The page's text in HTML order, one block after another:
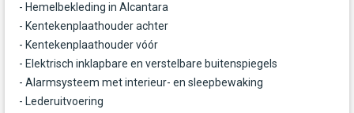
- Hemelbekleding in Alcantara
- Kentekenplaathouder achter
- Kentekenplaathouder vóór
- Elektrisch inklapbare en verstelbare buitenspiegels
- Alarmsysteem met interieur- en sleepbewaking
- Lederuitvoering